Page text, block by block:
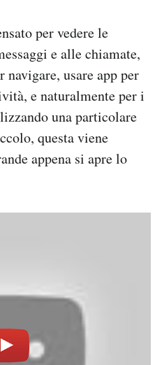
per vedere le
e alle chiamate,
usare app per
e naturalmente per i
una particolare
questa viene
appena si apre lo